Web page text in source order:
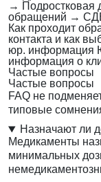
→ Подростковая
обращений →
Как проходит
контакта и как
юр. информация
информация о
Частые вопросы
Частые вопросы
FAQ не
типовые
Назначают ли
Медикаменты
минимальных